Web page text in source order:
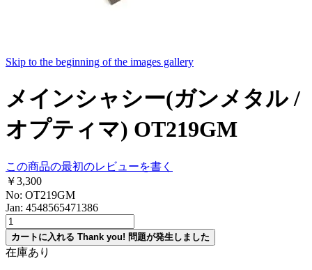
Skip to the beginning of the images gallery
メインシャシー(ガンメタル /
オプティマ) OT219GM
この商品の最初のレビューを書く
￥3,300
No: OT219GM
Jan: 4548565471386
カートに入れる Thank you! 問題が発生しました
在庫あり